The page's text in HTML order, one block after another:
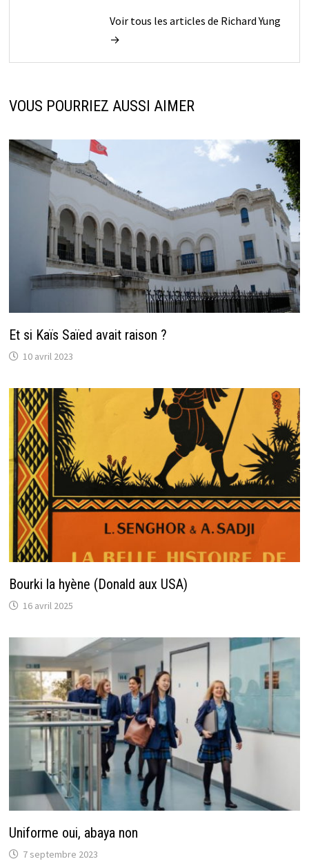
Voir tous les articles de Richard Yung
→
VOUS POURRIEZ AUSSI AIMER
Et si Kaïs Saïed avait raison ?
10 avril 2023
Bourki la hyène (Donald aux USA)
16 avril 2025
Uniforme oui, abaya non
7 septembre 2023